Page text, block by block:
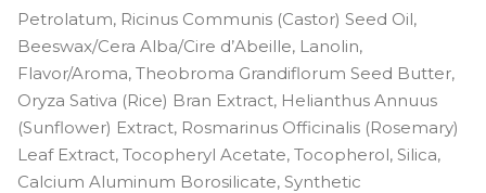
Petrolatum, Ricinus Communis (Castor) Seed Oil,
Beeswax/Cera Alba/Cire d’Abeille, Lanolin,
Flavor/Aroma, Theobroma Grandiflorum Seed Butter,
Oryza Sativa (Rice) Bran Extract, Helianthus Annuus
(Sunflower) Extract, Rosmarinus Officinalis (Rosemary)
Leaf Extract, Tocopheryl Acetate, Tocopherol, Silica,
Calcium Aluminum Borosilicate, Synthetic